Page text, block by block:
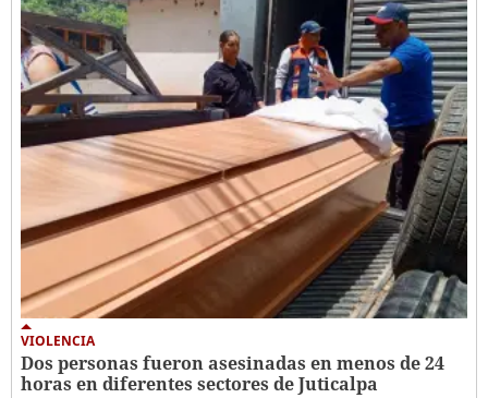
VIOLENCIA
Dos personas fueron asesinadas en menos de 24
horas en diferentes sectores de Juticalpa